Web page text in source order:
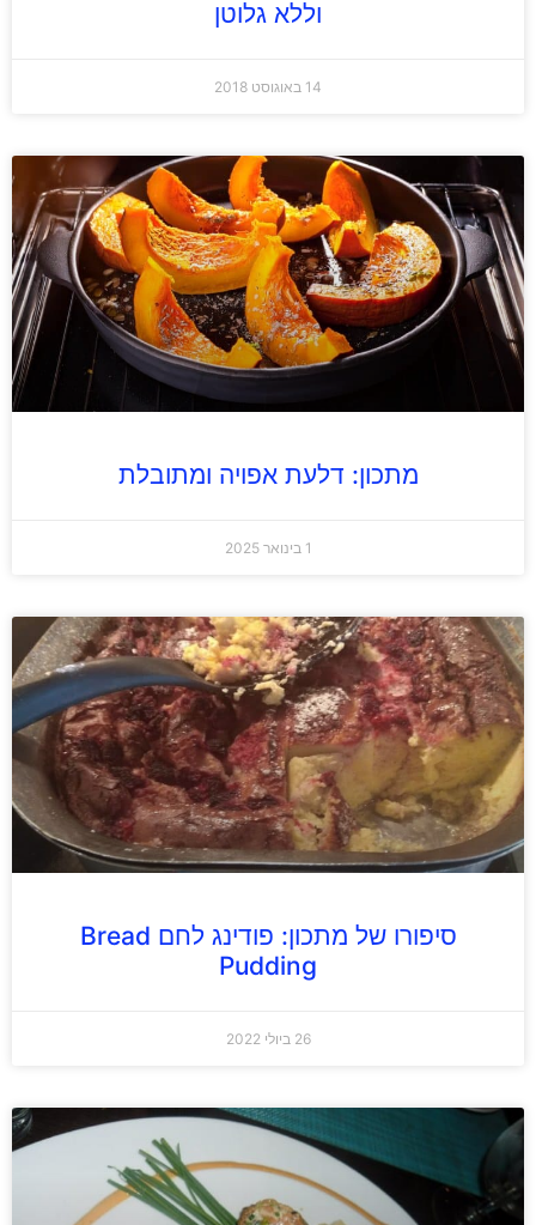
וללא גלוטן
14 באוגוסט 2018
מתכון: דלעת אפויה ומתובלת
1 בינואר 2025
סיפורו של מתכון: פודינג לחם Bread
Pudding
26 ביולי 2022